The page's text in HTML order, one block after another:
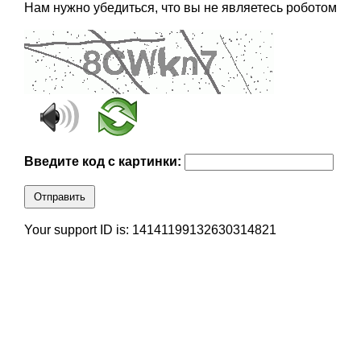
Нам нужно убедиться, что вы не являетесь роботом
Введите код с картинки:
Отправить
Your support ID is: 14141199132630314821